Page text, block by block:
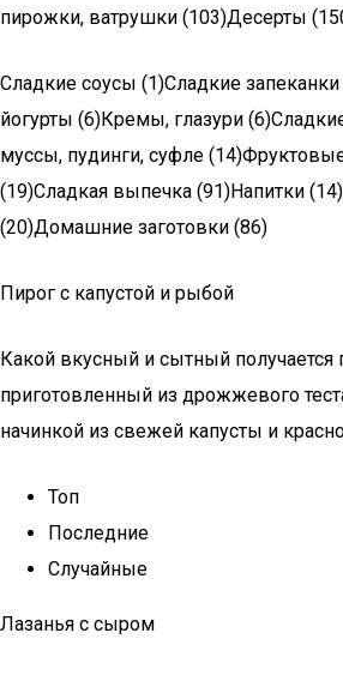
пирожки, ватрушки (103)Десерты
Сладкие соусы (1)Сладкие
йогурты (6)Кремы, глазури
муссы, пудинги, суфле
(19)Сладкая выпечка (91)Напитки
(20)Домашние заготовки (86)
Пирог с капустой и рыбой
Какой вкусный и сытный получается
приготовленный из дрожжевого
начинкой из свежей капусты и
Топ
Последние
Случайные
Лазанья с сыром